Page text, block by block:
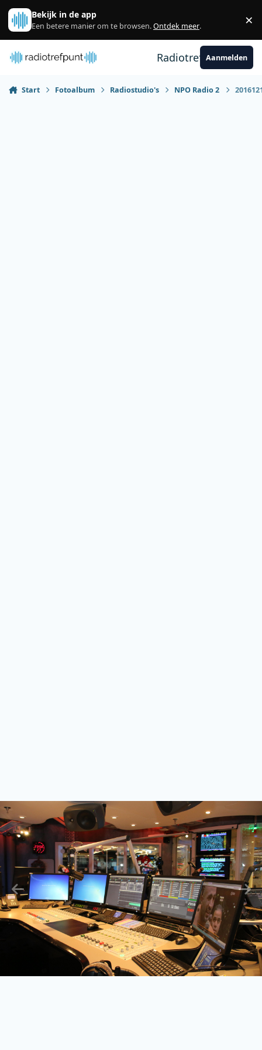
Spring naar bijdragen
Bekijk in de app
Een betere manier om te browsen.Ontdek meer. ×
RadiotrefpuntAanmelden
Start Fotoalbum Radiostudio's NPO Radio 2